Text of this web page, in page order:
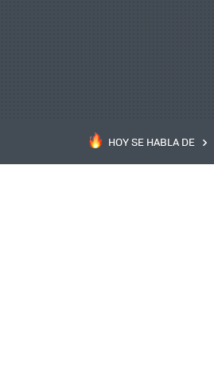
HOY SE HABLA DE